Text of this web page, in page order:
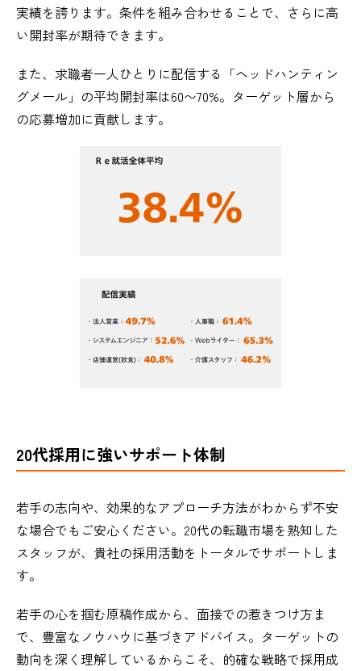
実績を誇ります。条件を組み合わせることで、さらに高
い開封率が期待できます。
また、求職者一人ひとりに配信する「ヘッドハンティン
グメール」の平均開封率は60〜70%。ターゲット層から
の応募増加に貢献します。
20代採用に強いサポート体制
若手の志向や、効果的なアプローチ方法がわからず不安
な場合でもご安心ください。20代の転職市場を熟知した
スタッフが、貴社の採用活動をトータルでサポートしま
す。
若手の心を掴む原稿作成から、面接での惹きつけ方ま
で、豊富なノウハウに基づきアドバイス。ターゲットの
動向を深く理解しているからこそ、的確な戦略で採用成